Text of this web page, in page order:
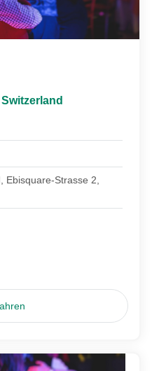
Ebisquare-Strasse 2,